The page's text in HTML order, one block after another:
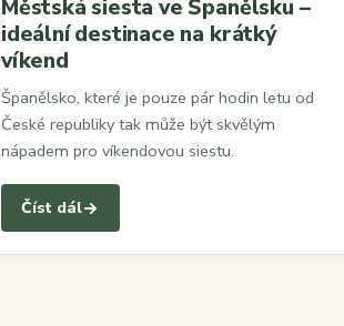
Městská siesta ve Španělsku –
ideální destinace na krátký
víkend
Španělsko, které je pouze pár hodin letu od
České republiky tak může být skvělým
nápadem pro víkendovou siestu.
Číst dál